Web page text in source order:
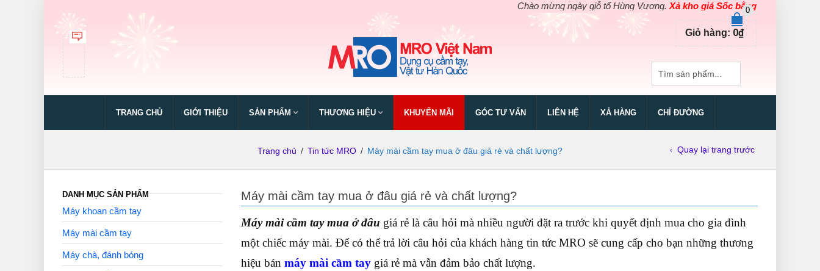
Chào mừng ngày giỗ tổ Hùng Vương.Xả kho giá Sốc bằng giá Gốccho các sản
0
Giỏ hàng: 0₫
TRANG CHỦ GIỚI THIỆU SẢN PHẨM THƯƠNG HIỆU KHUYẾN MÃI GÓC TƯ VẤN LIÊN HỆ XẢ HÀNG CHỈ ĐƯỜNG
Trang chủ / Tin tức MRO / Máy mài cầm tay mua ở đâu giá rẻ và chất lượng? Quay lại trang trước
Máy mài cầm tay mua ở đâu giá rẻ và chất lượng?
Máy mài cầm tay mua ở đâu giá rẻ là câu hỏi mà nhiều người đặt ra trước khi quyết định mua cho gia đình
một chiếc máy mài. Để có thể trả lời câu hỏi của khách hàng tin tức MRO sẽ cung cấp cho bạn những thương
hiệu bán máy mài cầm taygiá rẻ mà vẫn đảm bảo chất lượng.
DANH MỤC SẢN PHẨM
Máy khoan cầm tay
Máy mài cầm tay
Máy chà, đánh bóng